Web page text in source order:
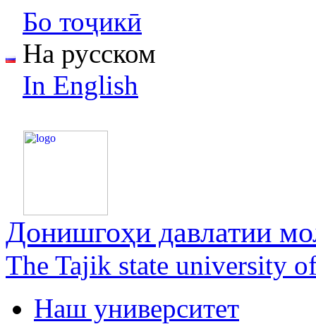
Бо тоҷикӣ
На русском
In English
Донишгоҳи давлатии
The Tajik state university
Наш университет